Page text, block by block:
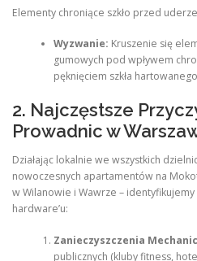
Elementy chroniące szkło przed
Wyzwanie: Kruszenie się
gumowych pod wpływem
pęknięciem szkła
2. Najczęstsze
Prowadnic w
Działając lokalnie we wszystkich
nowoczesnych apartamentów na
w Wilanowie i Wawrze –
hardware’u:
Zanieczyszczenia
publicznych (kluby fitness,